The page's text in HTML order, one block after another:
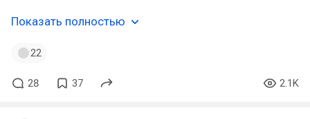
Показать полностью
22
28 37 2.1K